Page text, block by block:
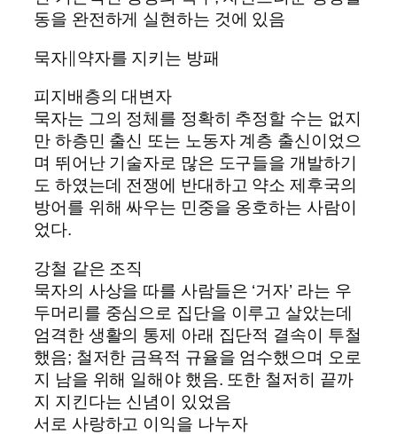
동을 완전하게 실현하는 것에 있음
묵자∥약자를 지키는 방패
피지배층의 대변자
묵자는 그의 정체를 정확히 추정할 수는 없지
만 하층민 출신 또는 노동자 계층 출신이었으
며 뛰어난 기술자로 많은 도구들을 개발하기
도 하였는데 전쟁에 반대하고 약소 제후국의
방어를 위해 싸우는 민중을 옹호하는 사람이
었다.
강철 같은 조직
묵자의 사상을 따를 사람들은 ‘거자’ 라는 우
두머리를 중심으로 집단을 이루고 살았는데
엄격한 생활의 통제 아래 집단적 결속이 투철
했음; 철저한 금욕적 규율을 엄수했으며 오로
지 남을 위해 일해야 했음. 또한 철저히 끝까
지 지킨다는 신념이 있었음
서로 사랑하고 이익을 나누자